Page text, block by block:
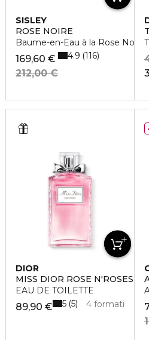
SISLEY
ROSE NOIRE
Baume-en-Eau à la Rose Noire
169,60 €
212,00 €
4.9 116
DIOR
MISS DIOR ROSE N'ROSES
EAU DE TOILETTE
89,90 € 4 formati
5 5